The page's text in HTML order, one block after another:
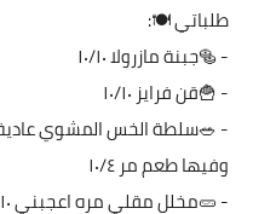
طلباتي 🍽:
- 🥯جبنة مازرولا ١٠/١٠
- 🍟قن فرايز ١٠/١٠
- 🥗سلطة الخس المشوي
وفيها طعم مر ١٠/٤
- 🥒مخلل مقلي مره اعجبني ١٠/١٠